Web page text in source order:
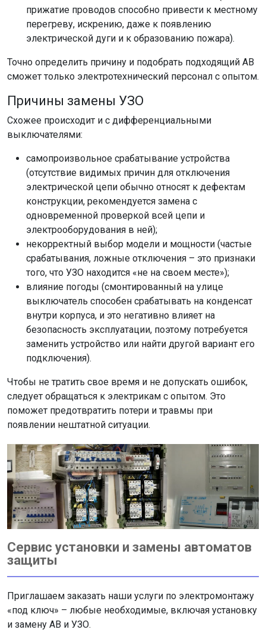
прижатие проводов способно привести к местному
перегреву, искрению, даже к появлению
электрической дуги и к образованию пожара).
Точно определить причину и подобрать подходящий АВ
сможет только электротехнический персонал с опытом.
Причины замены УЗО
Схожее происходит и с дифференциальными
выключателями:
самопроизвольное срабатывание устройства
(отсутствие видимых причин для отключения
электрической цепи обычно относят к дефектам
конструкции, рекомендуется замена с
одновременной проверкой всей цепи и
электрооборудования в ней);
некорректный выбор модели и мощности (частые
срабатывания, ложные отключения – это признаки
того, что УЗО находится «не на своем месте»);
влияние погоды (смонтированный на улице
выключатель способен срабатывать на конденсат
внутри корпуса, и это негативно влияет на
безопасность эксплуатации, поэтому потребуется
заменить устройство или найти другой вариант его
подключения).
Чтобы не тратить свое время и не допускать ошибок,
следует обращаться к электрикам с опытом. Это
поможет предотвратить потери и травмы при
появлении нештатной ситуации.
Сервис установки и замены автоматов
защиты
Приглашаем заказать наши услуги по электромонтажу
«под ключ» – любые необходимые, включая установку
и замену АВ и УЗО.